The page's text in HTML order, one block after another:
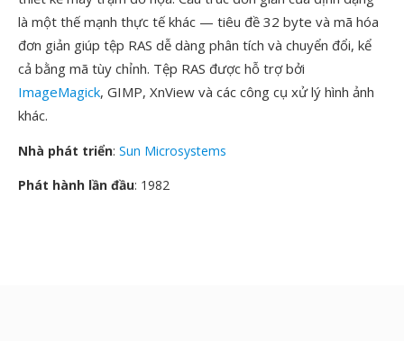
là một thế mạnh thực tế khác — tiêu đề 32 byte và mã hóa
đơn giản giúp tệp RAS dễ dàng phân tích và chuyển đổi, kể
cả bằng mã tùy chỉnh. Tệp RAS được hỗ trợ bởi
ImageMagick, GIMP, XnView và các công cụ xử lý hình ảnh
khác.
Nhà phát triển: Sun Microsystems
Phát hành lần đầu: 1982